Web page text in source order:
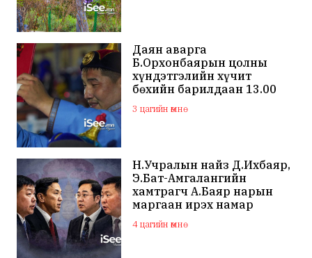
Даян аварга
Б.Орхонбаярын цолны
хүндэтгэлийн хүчит
бөхийн барилдаан 13.00
цагаас эхэлнэ
3 цагийн өмнө
Н.Учралын найз Д.Ихбаяр,
Э.Бат-Амгалангийн
хамтрагч А.Баяр нарын
маргаан ирэх намар
нийслэлийн МАН дахин
хагарахыг харуулж байна
4 цагийн өмнө